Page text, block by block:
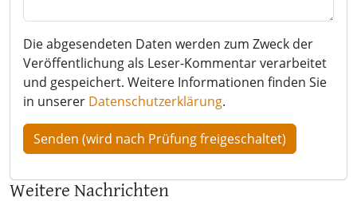
Die abgesendeten Daten werden zum Zweck der
Veröffentlichung als Leser-Kommentar verarbeitet
und gespeichert. Weitere Informationen finden Sie
in unserer Datenschutzerklärung.
Weitere Nachrichten